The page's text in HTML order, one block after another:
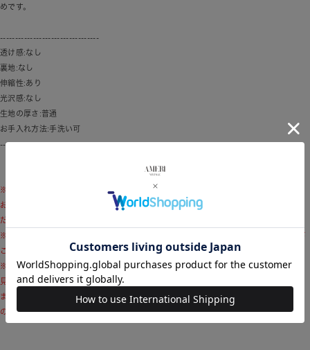
めです。
---------------------------------
透け感:なし
裏地:なし
伸縮性:あり
光沢感:なし
生地の厚さ:普通
お手入れ方法:手洗い可
---------------------------------
※ブランドロゴのリニューアル移行期間に伴い、モデル着用商品および商品単体画像と
お届け予定の商品とで付属品のロゴデザインが異なる場合がございます。予めご了承く
ださい。
※商品画像はサンプルのため、色味やサイズ、素材の混率等の仕様に変更がある場合が
ございますので、予めご了承ください。
※モデル着用写真につきましては、光や照明の加減により、実際よりも色味が異なって
見える場合がございます。商品の色味は、商品単品の画像をご参考ください。
また、使用しているパソコンのモニターやスマートフォン等の設定により、現物と画像
の色味が若干異なる場合もございます。予めご了承ください。